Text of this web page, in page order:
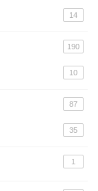
14
190
10
87
35
1